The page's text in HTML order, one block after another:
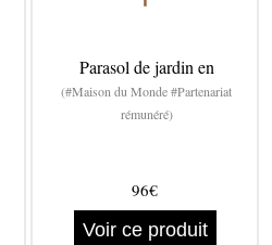
Parasol de jardin en
(#Maison du Monde #Partenariat
rémunéré)
96€
Voir ce produit